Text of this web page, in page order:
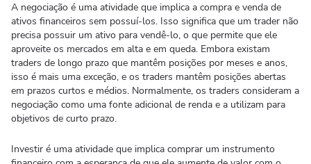
A negociação é uma atividade que implica a compra e venda de
ativos financeiros sem possuí-los. Isso significa que um trader não
precisa possuir um ativo para vendê-lo, o que permite que ele
aproveite os mercados em alta e em queda. Embora existam
traders de longo prazo que mantêm posições por meses e anos,
isso é mais uma exceção, e os traders mantêm posições abertas
em prazos curtos e médios. Normalmente, os traders consideram a
negociação como uma fonte adicional de renda e a utilizam para
objetivos de curto prazo.
Investir é uma atividade que implica comprar um instrumento